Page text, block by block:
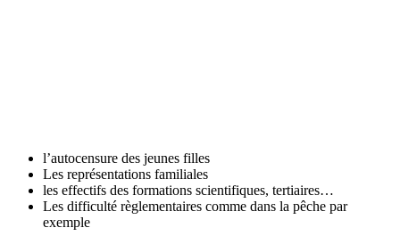
l’autocensure des jeunes filles
Les représentations familiales
les effectifs des formations scientifiques, tertiaires…
Les difficulté règlementaires comme dans la pêche par
exemple